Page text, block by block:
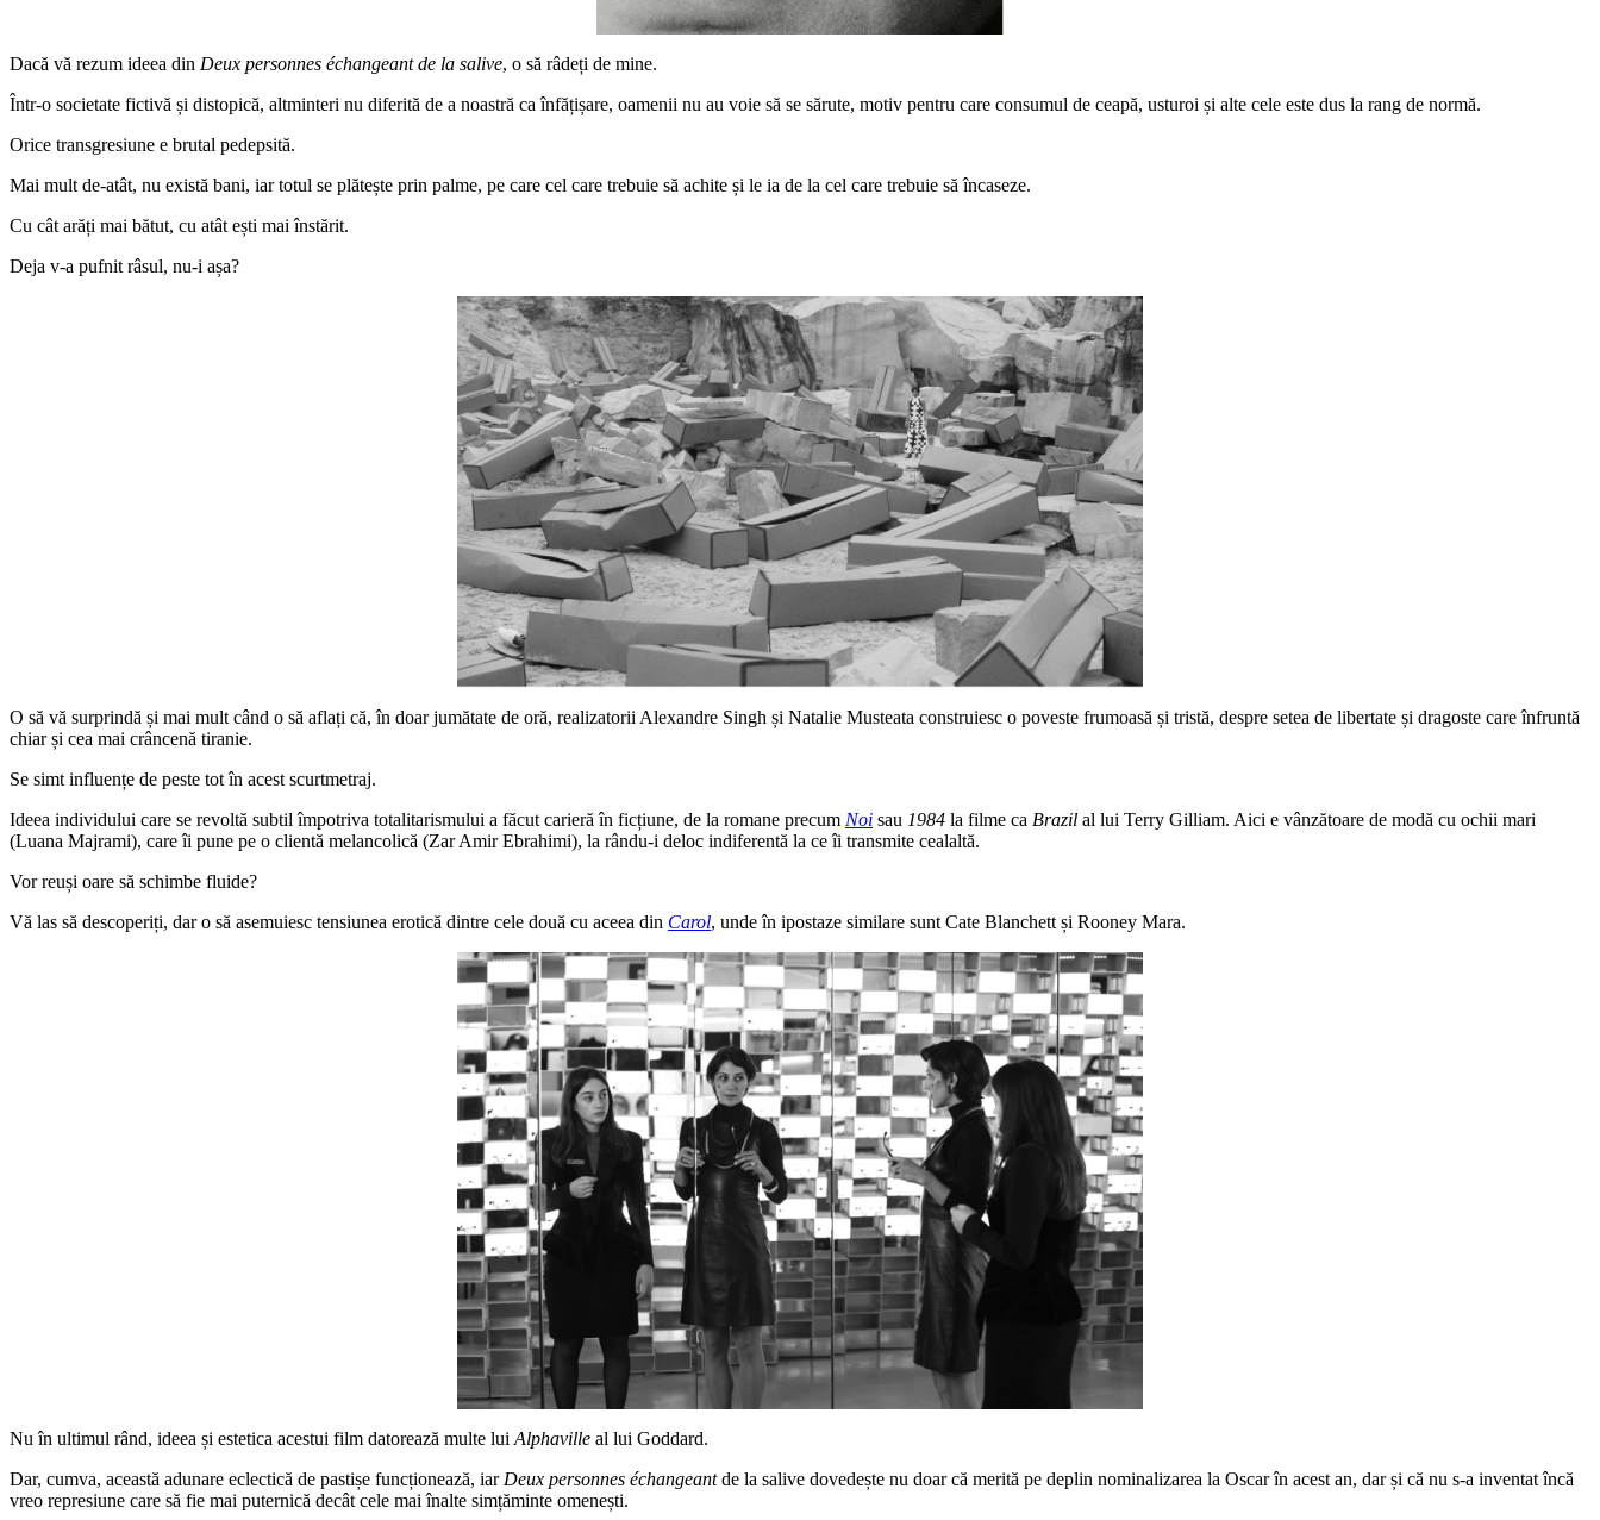
Dacă vă rezum ideea din Deux personnes échangeant de la salive, o să râdeți de mine.
Într-o societate fictivă și distopică, altminteri nu diferită de a noastră ca înfățișare, oamenii nu au voie să se sărute, motiv pentru care consumul de ceapă, usturoi și alte cele este dus la rang de normă.
Orice transgresiune e brutal pedepsită.
Mai mult de-atât, nu există bani, iar totul se plătește prin palme, pe care cel care trebuie să achite și le ia de la cel care trebuie să încaseze.
Cu cât arăți mai bătut, cu atât ești mai înstărit.
Deja v-a pufnit râsul, nu-i așa?
O să vă surprindă și mai mult când o să aflați că, în doar jumătate de oră, realizatorii Alexandre Singh și Natalie Musteata construiesc o poveste frumoasă și tristă, despre setea de libertate și dragoste care înfruntă
chiar și cea mai crâncenă tiranie.
Se simt influențe de peste tot în acest scurtmetraj.
Ideea individului care se revoltă subtil împotriva totalitarismului a făcut carieră în ficțiune, de la romane precum Noi sau 1984 la filme ca Brazil al lui Terry Gilliam. Aici e vânzătoare de modă cu ochii mari
(Luana Majrami), care îi pune pe o clientă melancolică (Zar Amir Ebrahimi), la rându-i deloc indiferentă la ce îi transmite cealaltă.
Vor reuși oare să schimbe fluide?
Vă las să descoperiți, dar o să asemuiesc tensiunea erotică dintre cele două cu aceea din Carol, unde în ipostaze similare sunt Cate Blanchett și Rooney Mara.
Nu în ultimul rând, ideea și estetica acestui film datorează multe lui Alphaville al lui Goddard.
Dar, cumva, această adunare eclectică de pastișe funcționează, iar Deux personnes échangeantde la salive dovedește nu doar că merită pe deplin nominalizarea la Oscar în acest an, dar și că nu s-a inventat încă
vreo represiune care să fie mai puternică decât cele mai înalte simțăminte omenești.